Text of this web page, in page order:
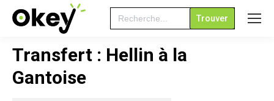
Search
for:
Transfert : Hellin à la
Gantoise